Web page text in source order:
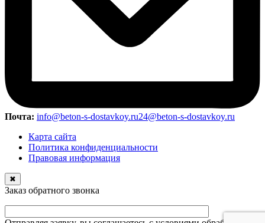
Почта: info@beton-s-dostavkoy.ru24@beton-s-dostavkoy.ru
Карта сайта
Политика конфиденциальности
Правовая информация
✖
Заказ обратного звонка